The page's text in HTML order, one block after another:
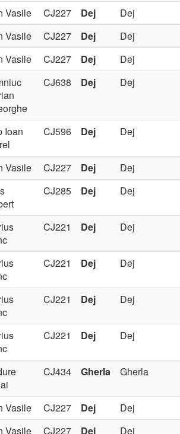
Vasile CJ227 Dej
Dej
Vasile CJ227 Dej
Dej
Vasile CJ227 Dej
Dej
CJ638 Dej Dej
Ioan
CJ596 Dej Dej
Vasile CJ227 Dej
Dej
CJ285 Dej Dej
CJ221 Dej Dej
CJ221 Dej Dej
CJ221 Dej Dej
CJ221 Dej Dej
CJ434 Gherla Gherla
Vasile CJ227 Dej
Dej
Vasile CJ227 Dej Dej